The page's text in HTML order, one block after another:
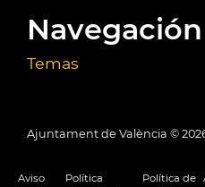
Temas
Ajuntament de València ©
Aviso
Política
Política de